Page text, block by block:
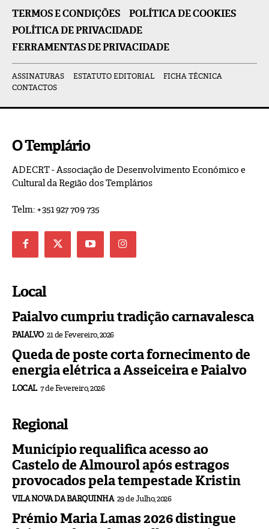
TERMOS E CONDIÇÕES
POLÍTICA DE COOKIES
POLÍTICA DE PRIVACIDADE
FERRAMENTAS DE PRIVACIDADE
ASSINATURAS ESTATUTO EDITORIAL
FICHA TÉCNICA
CONTACTOS
O Templário
ADECRT - Associação de Desenvolvimento Económico e
Cultural da Região dos Templários
Telm: +351 927 709 735
Local
Paialvo cumpriu tradição carnavalesca
PAIALVO 21 de Fevereiro, 2026
Queda de poste corta fornecimento de
energia elétrica a Asseiceira e Paialvo
LOCAL 7 de Fevereiro, 2026
Regional
Município requalifica acesso ao
Castelo de Almourol após estragos
provocados pela tempestade Kristin
VILA NOVA DA BARQUINHA 29 de Julho, 2026
Prémio Maria Lamas 2026 distingue